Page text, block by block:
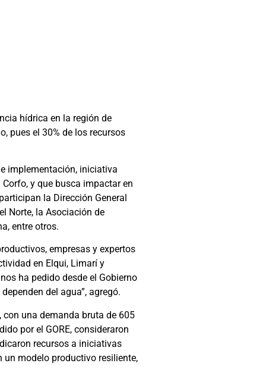
hídrica en la región de
pues el 30% de los recursos
implementación, iniciativa
y que busca impactar en
la Dirección General
Norte, la Asociación de
entre otros.
empresas y expertos
en Elqui, Limarí y
ha pedido desde el Gobierno
del agua”, agregó.
una demanda bruta de 605
por el GORE, consideraron
recursos a iniciativas
modelo productivo resiliente,